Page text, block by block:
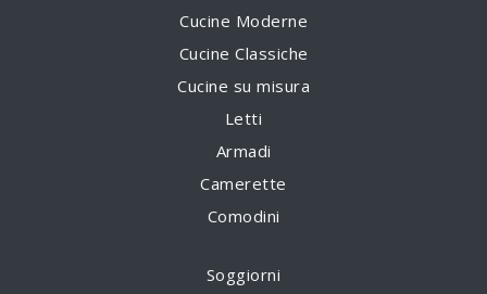
Cucine Moderne
Cucine Classiche
Cucine su misura
Letti
Armadi
Camerette
Comodini
Soggiorni